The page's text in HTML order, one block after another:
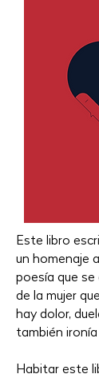
Este libro
un homenaje
poesía que
de la mujer
hay dolor,
también
Habitar este